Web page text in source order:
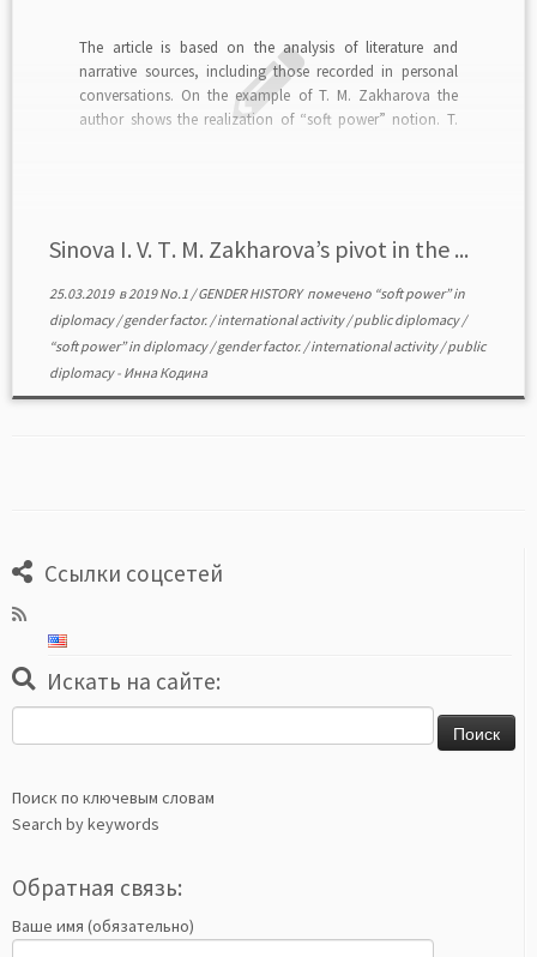
The article is based on the analysis of literature and
narrative sources, including those recorded in personal
conversations. On the example of T. M. Zakharova the
author shows the realization of “soft power” notion. T.
Sinova I. V. Т. М. Zakharova’s pivot in the ...
25.03.2019в2019 No.1 /GENDER HISTORYпомечено “soft power” in
diplomacy/gender factor. /international activity/public diplomacy/
“soft power” in diplomacy/gender factor. /international activity/public
diplomacy- Инна Кодина
Ссылки соцсетей
Искать на сайте:
Поиск по ключевым словам
Search by keywords
Обратная связь:
Ваше имя (обязательно)